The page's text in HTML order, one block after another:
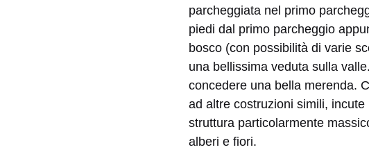
parcheggiata nel primo
piedi dal primo parcheggio
bosco (con possibilità di varie
una bellissima veduta sulla
concedere una bella merenda.
ad altre costruzioni simili,
struttura particolarmente
alberi e fiori.